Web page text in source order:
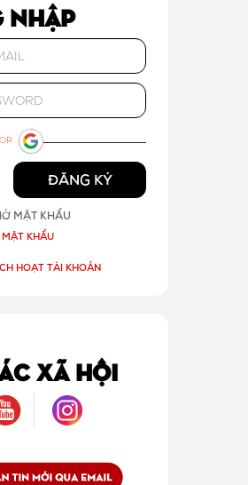
nhập
OR
ĐĂNG KÝ
MẬT KHẨU
KHẨU
HOẠT TÀI KHOẢN
XÃ HỘI